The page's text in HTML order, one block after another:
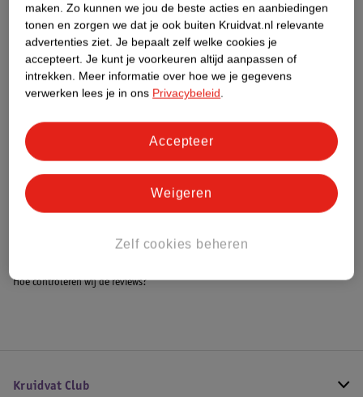
Nature Impact Score
Dit product heeft (nog) geen Nature
Impact Score.
Meer informatie
Bestel & Bezorginformatie
Bekijk ook
Alle Loopstoelen
Hoe controleren wij de reviews?
Kruidvat Club
maken. Zo kunnen we jou de beste acties en aanbiedingen
tonen en zorgen we dat je ook buiten Kruidvat.nl relevante
advertenties ziet. Je bepaalt zelf welke cookies je
accepteert. Je kunt je voorkeuren altijd aanpassen of
intrekken. Meer informatie over hoe we je gegevens
verwerken lees je in ons Privacybeleid.
Zelf cookies beheren
Weigeren
Accepteer